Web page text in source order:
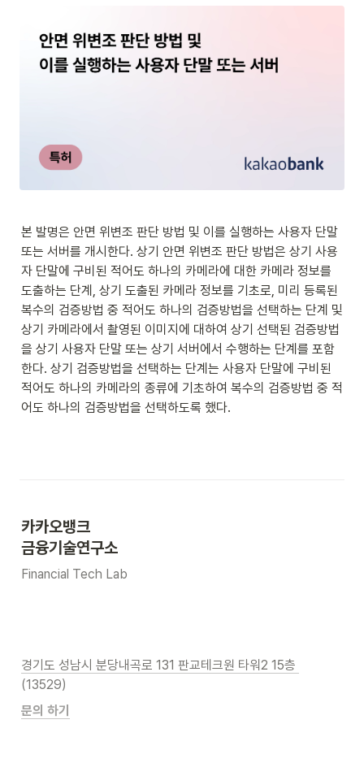
본 발명은 안면 위변조 판단 방법 및 이를 실행하는 사용자 단말
또는 서버를 개시한다. 상기 안면 위변조 판단 방법은 상기 사용
자 단말에 구비된 적어도 하나의 카메라에 대한 카메라 정보를
도출하는 단계, 상기 도출된 카메라 정보를 기초로, 미리 등록된
복수의 검증방법 중 적어도 하나의 검증방법을 선택하는 단계 및
상기 카메라에서 촬영된 이미지에 대하여 상기 선택된 검증방법
을 상기 사용자 단말 또는 상기 서버에서 수행하는 단계를 포함
한다. 상기 검증방법을 선택하는 단계는 사용자 단말에 구비된
적어도 하나의 카메라의 종류에 기초하여 복수의 검증방법 중 적
어도 하나의 검증방법을 선택하도록 했다.
카카오뱅크
금융기술연구소
Financial Tech Lab
(13529)
문의 하기